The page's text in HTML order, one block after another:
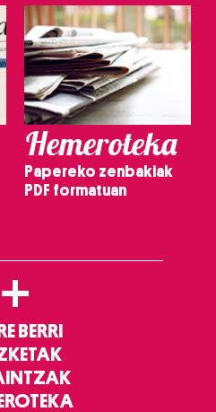
Hemeroteka
Papereko zenbakiak
PDF formatuan
+
BERRI